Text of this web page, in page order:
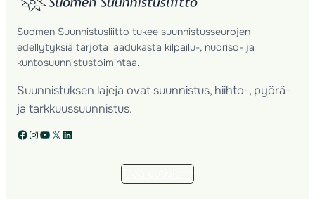
Suomen Suunnistusliitto tukee suunnistusseurojen
edellytyksiä tarjota laadukasta kilpailu-, nuoriso- ja
kuntosuunnistustoimintaa.
Suunnistuksen lajeja ovat suunnistus, hiihto-, pyörä-
ja tarkkuussuunnistus.
Facebook Instagram YouTube X LinkedIn